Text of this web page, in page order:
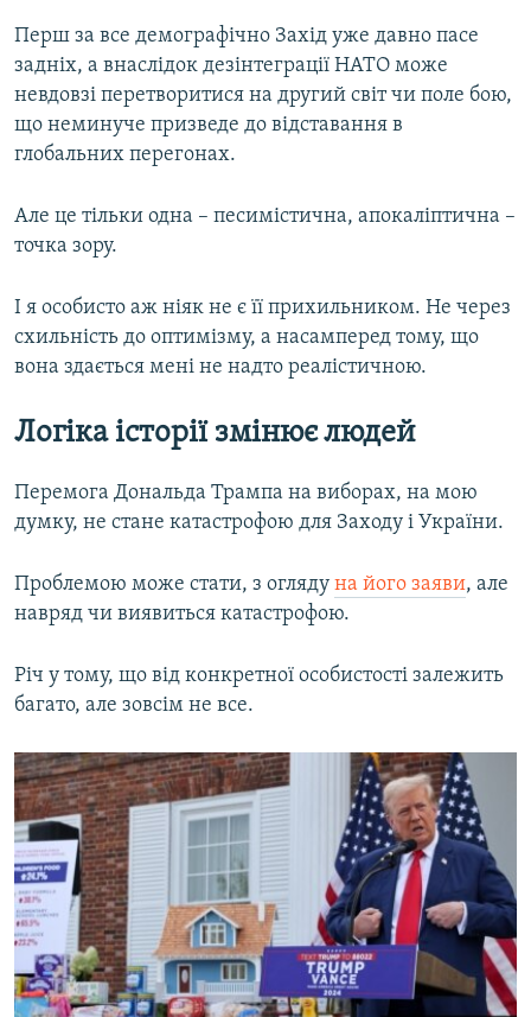
Перш за все демографічно Захід уже давно пасе
задніх, а внаслідок дезінтеграції НАТО може
невдовзі перетворитися на другий світ чи поле бою,
що неминуче призведе до відставання в
глобальних перегонах.
Але це тільки одна – песимістична, апокаліптична –
точка зору.
І я особисто аж ніяк не є її прихильником. Не через
схильність до оптимізму, а насамперед тому, що
вона здається мені не надто реалістичною.
Логіка історії змінює людей
Перемога Дональда Трампа на виборах, на мою
думку, не стане катастрофою для Заходу і України.
Проблемою може стати, з огляду на його заяви, але
навряд чи виявиться катастрофою.
Річ у тому, що від конкретної особистості залежить
багато, але зовсім не все.